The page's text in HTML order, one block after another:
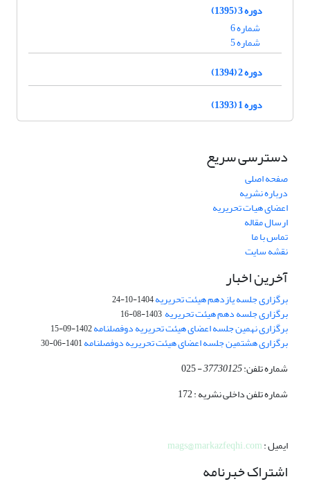
دوره 3 (1395)
شماره 6
شماره 5
دوره 2 (1394)
دوره 1 (1393)
دسترسی سریع
صفحه اصلی
درباره نشریه
اعضای هیات تحریریه
ارسال مقاله
تماس با ما
نقشه سایت
آخرین اخبار
برگزاری جلسه یازدهم هیئت تحریریه1404-10-24
برگزاری جلسه دهم هیئت تحریریه 1403-08-16
برگزاری نهمین جلسه اعضای هیئت تحریریه دوفصلنامه1402-09-15
برگزاری هشتمین جلسه اعضای هیئت تحریریه دوفصلنامه1401-06-30
شماره تلفن:37730125
- 025
شماره تلفن داخلی نشریه : 172
ایمیل :mags@markazfeqhi.com
اشتراک خبرنامه